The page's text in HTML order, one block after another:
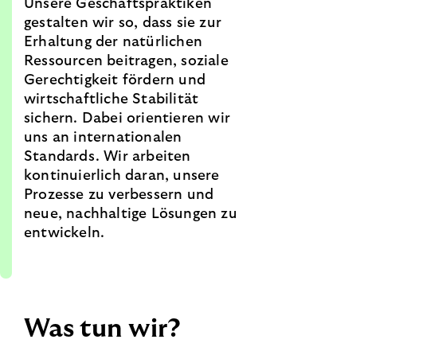
Unsere Geschäftspraktiken
gestalten wir so, dass sie zur
Erhaltung der natürlichen
Ressourcen beitragen, soziale
Gerechtigkeit fördern und
wirtschaftliche Stabilität
sichern. Dabei orientieren wir
uns an internationalen
Standards. Wir arbeiten
kontinuierlich daran, unsere
Prozesse zu verbessern und
neue, nachhaltige Lösungen zu
entwickeln.
Was tun wir?